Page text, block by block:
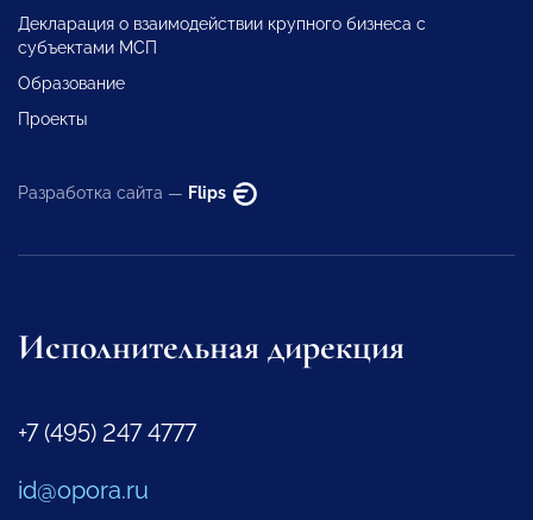
Декларация о взаимодействии крупного бизнеса с
субъектами МСП
Образование
Проекты
Разработка сайта — Flips
Исполнительная дирекция
+7 (495) 247 4777
id@opora.ru